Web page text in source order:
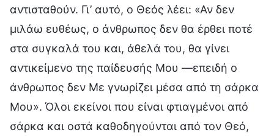
αντισταθούν. Γι’ αυτό, ο Θεός λέει: «Αν δεν
μιλάω ευθέως, ο άνθρωπος δεν θα έρθει ποτέ
στα συγκαλά του και, άθελά του, θα γίνει
αντικείμενο της παίδευσής Μου —επειδή ο
άνθρωπος δεν Με γνωρίζει μέσα από τη σάρκα
Μου». Όλοι εκείνοι που είναι φτιαγμένοι από
σάρκα και οστά καθοδηγούνται από τον Θεό,